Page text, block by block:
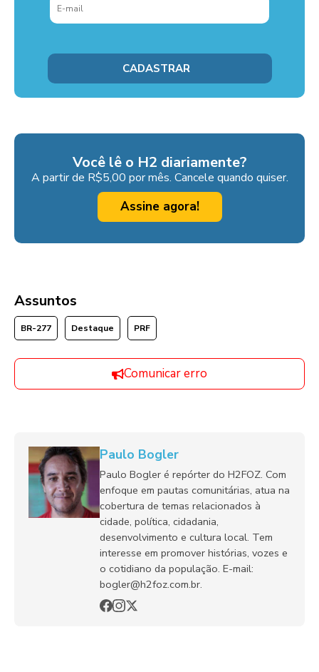
Você lê o H2 diariamente?
A partir de R$5,00 por mês. Cancele quando quiser.
Assine agora!
Assuntos
BR-277 Destaque PRF
Comunicar erro
Paulo Bogler
Paulo Bogler é repórter do H2FOZ. Com
enfoque em pautas comunitárias, atua na
cobertura de temas relacionados à
cidade, política, cidadania,
desenvolvimento e cultura local. Tem
interesse em promover histórias, vozes e
o cotidiano da população. E-mail:
bogler@h2foz.com.br.